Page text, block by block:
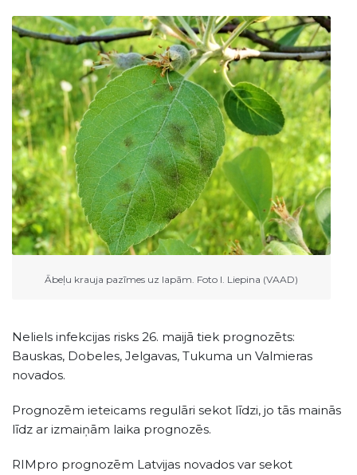
Ābeļu krauja pazīmes uz lapām. Foto I. Liepina (VAAD)
Neliels infekcijas risks 26. maijā tiek prognozēts:
Bauskas, Dobeles, Jelgavas, Tukuma un Valmieras
novados.
Prognozēm ieteicams regulāri sekot līdzi, jo tās mainās
līdz ar izmaiņām laika prognozēs.
RIMpro prognozēm Latvijas novados var sekot